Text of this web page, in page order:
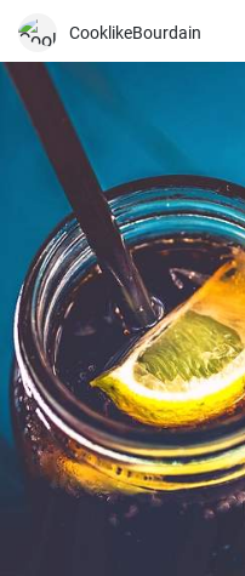
es un delicioso plato
CooklikeBourdain